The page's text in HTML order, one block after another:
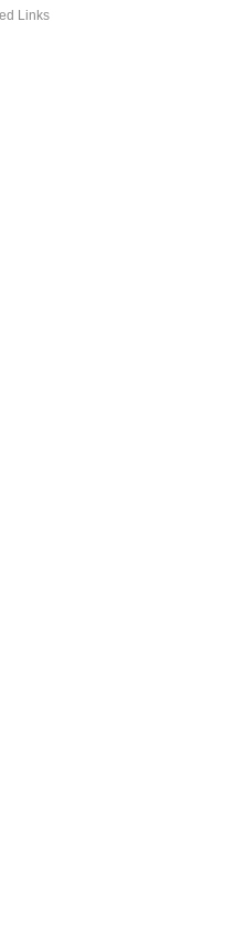
Links